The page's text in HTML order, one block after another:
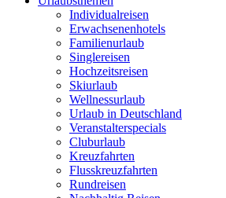
Individualreisen
Erwachsenenhotels
Familienurlaub
Singlereisen
Hochzeitsreisen
Skiurlaub
Wellnessurlaub
Urlaub in Deutschland
Veranstalterspecials
Cluburlaub
Kreuzfahrten
Flusskreuzfahrten
Rundreisen